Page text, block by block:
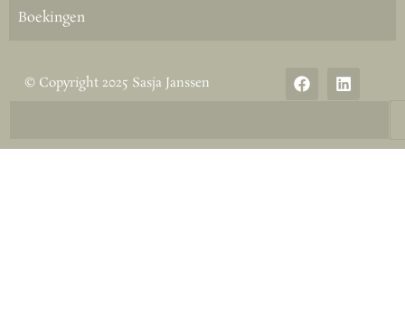
Boekingen
© Copyright 2025 Sasja Janssen